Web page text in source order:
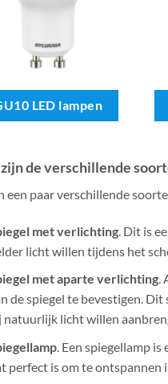
LED lampen
de verschillende
een paar verschillende
met verlichting. Dit is
licht willen tijdens het
met aparte verlichting.
de spiegel te bevestigen.
natuurlijk licht willen
. Een spiegellamp
perfect is om te ontspannen